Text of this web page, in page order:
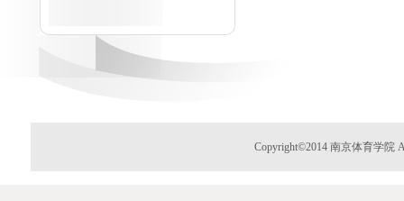
Copyright©2014 南京体育学院